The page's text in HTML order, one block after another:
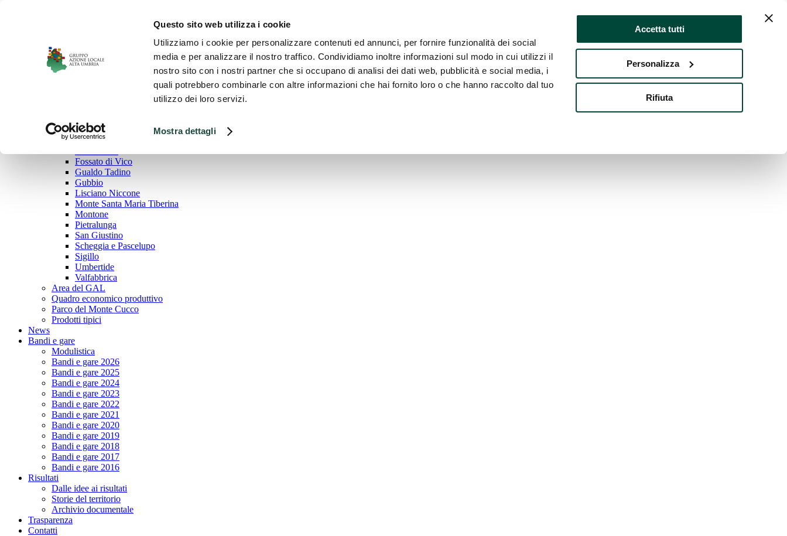
Questo sito web utilizza i cookie
Utilizziamo i cookie per personalizzare contenuti ed annunci, per fornire funzionalità dei social
media e per analizzare il nostro traffico. Condividiamo inoltre informazioni sul modo in cui utilizzi il
nostro sito con i nostri partner che si occupano di analisi dei dati web, pubblicità e social media, i
quali potrebbero combinarle con altre informazioni che hai fornito loro o che hanno raccolto dal tuo
utilizzo dei loro servizi.
Mostra dettagli
Accetta tutti
Personalizza
Rifiuta
Home
Piani di Azione
PAL Alta Umbria 2014-2020
PdA Alta Umbria 2023-2027
Citerna
Città di Castello
Fossato di Vico
Gualdo Tadino
Gubbio
Lisciano Niccone
Monte Santa Maria Tiberina
Montone
Pietralunga
San Giustino
Scheggia e Pascelupo
Sigillo
Umbertide
Valfabbrica
Area del GAL
Quadro economico produttivo
Parco del Monte Cucco
Prodotti tipici
News
Bandi e gare
Modulistica
Bandi e gare 2026
Bandi e gare 2025
Bandi e gare 2024
Bandi e gare 2023
Bandi e gare 2022
Bandi e gare 2021
Bandi e gare 2020
Bandi e gare 2019
Bandi e gare 2018
Bandi e gare 2017
Bandi e gare 2016
Risultati
Dalle idee ai risultati
Storie del territorio
Archivio documentale
Trasparenza
Contatti